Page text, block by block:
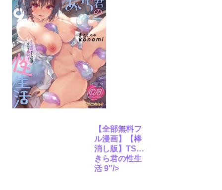
【全部無料フ
ル漫画】【棒
消し版】TSあ
きら君の性生
活 9″/>